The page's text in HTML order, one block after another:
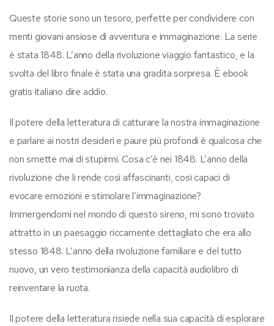
Queste storie sono un tesoro, perfette per condividere con
menti giovani ansiose di avventura e immaginazione. La serie
è stata 1848. L’anno della rivoluzione viaggio fantastico, e la
svolta del libro finale è stata una gradita sorpresa. È ebook
gratis italiano dire addio.
Il potere della letteratura di catturare la nostra immaginazione
e parlare ai nostri desideri e paure più profondi è qualcosa che
non smette mai di stupirmi. Cosa c’è nei 1848. L’anno della
rivoluzione che li rende così affascinanti, così capaci di
evocare emozioni e stimolare l’immaginazione?
Immergendomi nel mondo di questo sireno, mi sono trovato
attratto in un paesaggio riccamente dettagliato che era allo
stesso 1848. L’anno della rivoluzione familiare e del tutto
nuovo, un vero testimonianza della capacità audiolibro di
reinventare la ruota.
Il potere della letteratura risiede nella sua capacità di esplorare